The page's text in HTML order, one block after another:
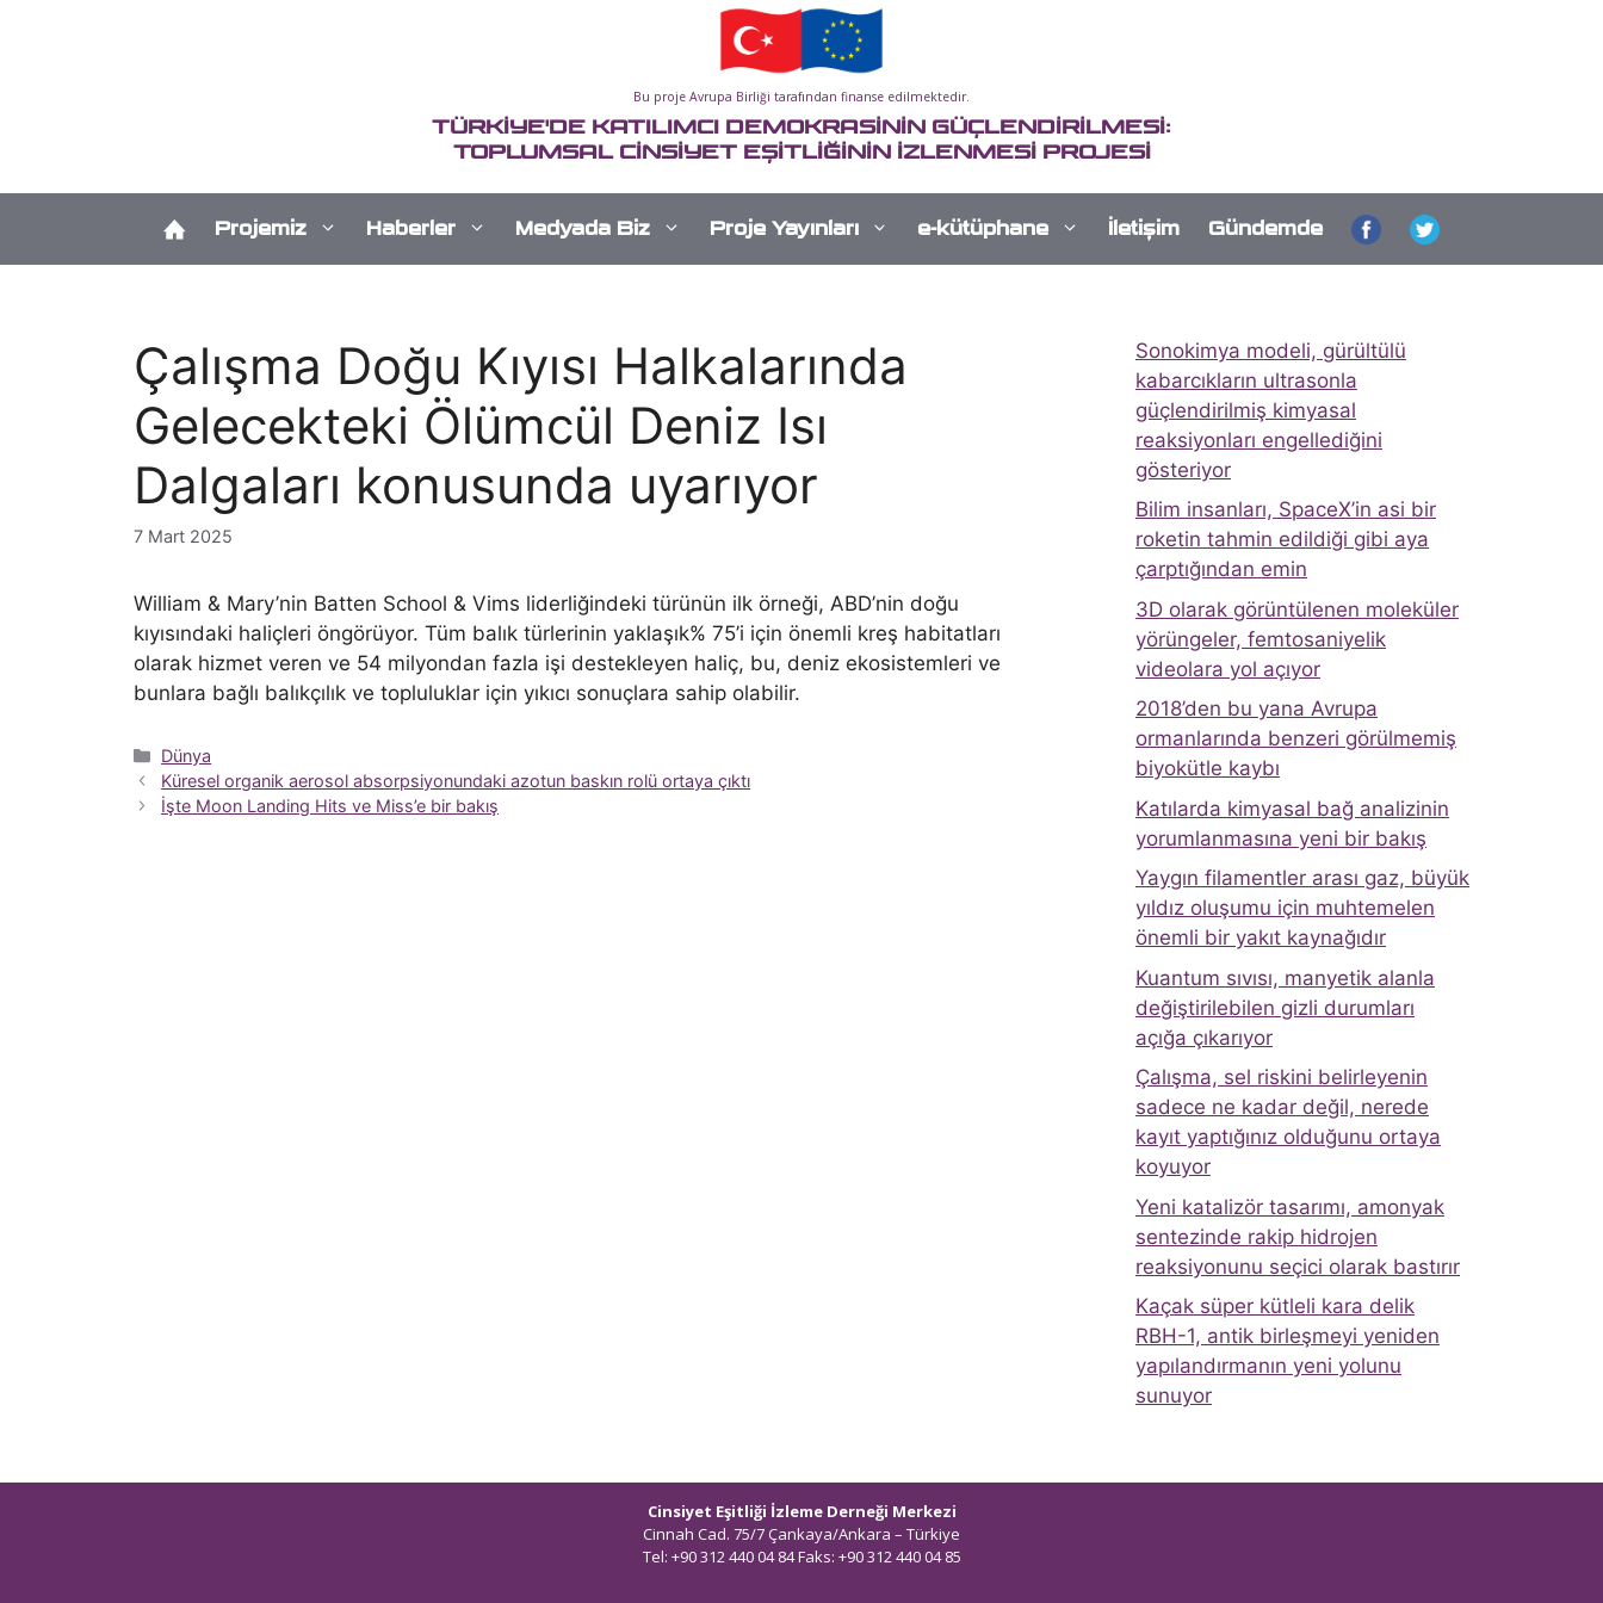
Bu proje Avrupa Birliği tarafından finanse edilmektedir.
TÜRKİYE'DE KATILIMCI DEMOKRASİNİN GÜÇLENDİRİLMESİ:
TOPLUMSAL CİNSİYET EŞİTLİĞİNİN İZLENMESİ PROJESİ
Projemiz Haberler Medyada Biz Proje Yayınları e-kütüphane İletişim Gündemde
Çalışma Doğu Kıyısı Halkalarında
Gelecekteki Ölümcül Deniz Isı
Dalgaları konusunda uyarıyor
7 Mart 2025
William & Mary’nin Batten School & Vims liderliğindeki türünün ilk örneği, ABD’nin doğu
kıyısındaki haliçleri öngörüyor. Tüm balık türlerinin yaklaşık% 75’i için önemli kreş habitatları
olarak hizmet veren ve 54 milyondan fazla işi destekleyen haliç, bu, deniz ekosistemleri ve
bunlara bağlı balıkçılık ve topluluklar için yıkıcı sonuçlara sahip olabilir.
Kategoriler
Dünya
Küresel organik aerosol absorpsiyonundaki azotun baskın rolü ortaya çıktı
İşte Moon Landing Hits ve Miss’e bir bakış
Sonokimya modeli, gürültülü
kabarcıkların ultrasonla
güçlendirilmiş kimyasal
reaksiyonları engellediğini
gösteriyor
Bilim insanları, SpaceX’in asi bir
roketin tahmin edildiği gibi aya
çarptığından emin
3D olarak görüntülenen moleküler
yörüngeler, femtosaniyelik
videolara yol açıyor
2018’den bu yana Avrupa
ormanlarında benzeri görülmemiş
biyokütle kaybı
Katılarda kimyasal bağ analizinin
yorumlanmasına yeni bir bakış
Yaygın filamentler arası gaz, büyük
yıldız oluşumu için muhtemelen
önemli bir yakıt kaynağıdır
Kuantum sıvısı, manyetik alanla
değiştirilebilen gizli durumları
açığa çıkarıyor
Çalışma, sel riskini belirleyenin
sadece ne kadar değil, nerede
kayıt yaptığınız olduğunu ortaya
koyuyor
Yeni katalizör tasarımı, amonyak
sentezinde rakip hidrojen
reaksiyonunu seçici olarak bastırır
Kaçak süper kütleli kara delik
RBH-1, antik birleşmeyi yeniden
yapılandırmanın yeni yolunu
sunuyor
Cinsiyet Eşitliği İzleme Derneği Merkezi
Cinnah Cad. 75/7 Çankaya/Ankara – Türkiye
Tel: +90 312 440 04 84 Faks: +90 312 440 04 85